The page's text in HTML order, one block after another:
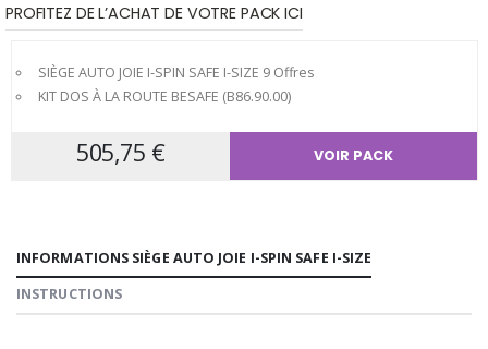
PROFITEZ DE L’ACHAT DE VOTRE PACK ICI
SIÈGE AUTO JOIE I-SPIN SAFE I-SIZE 9 Offres
KIT DOS À LA ROUTE BESAFE (B86.90.00)
505,75 € VOIR PACK
INFORMATIONS SIÈGE AUTO JOIE I-SPIN SAFE I-SIZE
INSTRUCTIONS